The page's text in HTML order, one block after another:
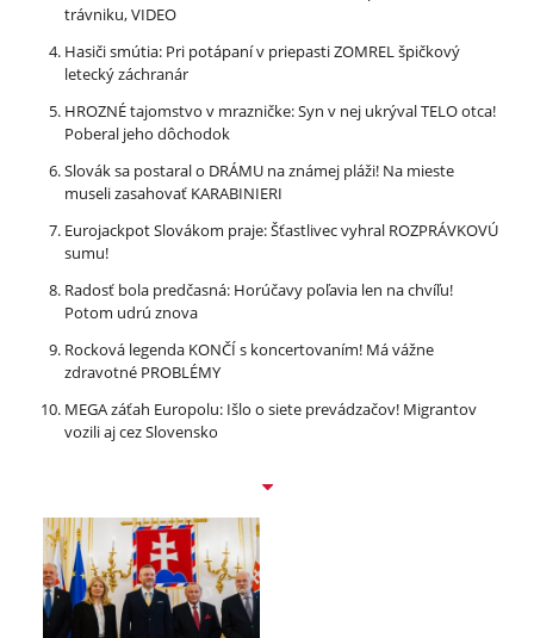
trávniku, VIDEO
Hasiči smútia: Pri potápaní v priepasti ZOMREL špičkový
letecký záchranár
HROZNÉ tajomstvo v mrazničke: Syn v nej ukrýval TELO otca!
Poberal jeho dôchodok
Slovák sa postaral o DRÁMU na známej pláži! Na mieste
museli zasahovať KARABINIERI
Eurojackpot Slovákom praje: Šťastlivec vyhral ROZPRÁVKOVÚ
sumu!
Radosť bola predčasná: Horúčavy poľavia len na chvíľu!
Potom udrú znova
Rocková legenda KONČÍ s koncertovaním! Má vážne
zdravotné PROBLÉMY
MEGA záťah Europolu: Išlo o siete prevádzačov! Migrantov
vozili aj cez Slovensko